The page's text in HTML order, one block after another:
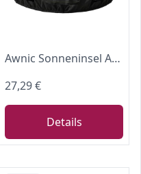
Awnic Sonneninsel Abdeckung Wasserdicht 420D Oxford Stoff, Abdeckplane Sonneninsel Rund Winterfest mit Klettverschluss & Gummizug, Schutzhülle für Sonneninsel Liegeinsel Ø190x90/48cm
27,29 €
Details